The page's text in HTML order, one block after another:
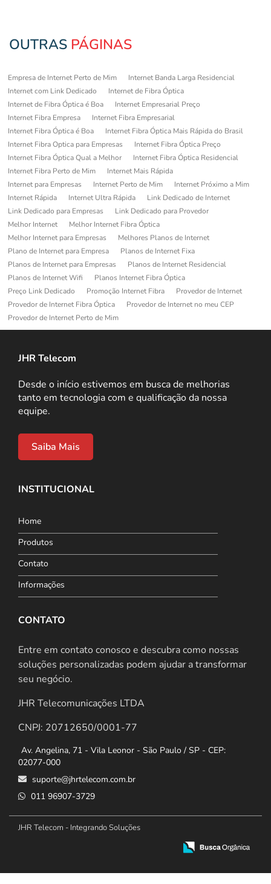
OUTRAS PÁGINAS
Empresa de Internet Perto de Mim
Internet Banda Larga Residencial
Internet com Link Dedicado
Internet de Fibra Óptica
Internet de Fibra Óptica é Boa
Internet Empresarial Preço
Internet Fibra Empresa
Internet Fibra Empresarial
Internet Fibra Óptica é Boa
Internet Fibra Óptica Mais Rápida do Brasil
Internet Fibra Optica para Empresas
Internet Fibra Óptica Preço
Internet Fibra Óptica Qual a Melhor
Internet Fibra Óptica Residencial
Internet Fibra Perto de Mim
Internet Mais Rápida
Internet para Empresas
Internet Perto de Mim
Internet Próximo a Mim
Internet Rápida
Internet Ultra Rápida
Link Dedicado de Internet
Link Dedicado para Empresas
Link Dedicado para Provedor
Melhor Internet
Melhor Internet Fibra Óptica
Melhor Internet para Empresas
Melhores Planos de Internet
Plano de Internet para Empresa
Planos de Internet Fixa
Planos de Internet para Empresas
Planos de Internet Residencial
Planos de Internet Wifi
Planos Internet Fibra Óptica
Preço Link Dedicado
Promoção Internet Fibra
Provedor de Internet
Provedor de Internet Fibra Óptica
Provedor de Internet no meu CEP
Provedor de Internet Perto de Mim
JHR Telecom
Desde o início estivemos em busca de melhorias
tanto em tecnologia com e qualificação da nossa
equipe.
Saiba Mais
INSTITUCIONAL
Home
Produtos
Contato
Informações
CONTATO
Entre em contato conosco e descubra como nossas
soluções personalizadas podem ajudar a transformar
seu negócio.
JHR Telecomunicações LTDA
CNPJ: 20712650/0001-77
Av. Angelina, 71 - Vila Leonor - São Paulo / SP - CEP:
02077-000
suporte@jhrtelecom.com.br
011 96907-3729
JHR Telecom - Integrando Soluções